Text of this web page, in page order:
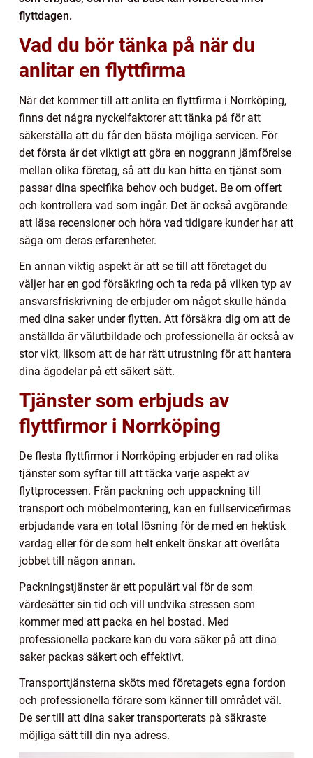
flyttdagen.
Vad du bör tänka på när du
anlitar en flyttfirma
När det kommer till att anlita en flyttfirma i Norrköping,
finns det några nyckelfaktorer att tänka på för att
säkerställa att du får den bästa möjliga servicen. För
det första är det viktigt att göra en noggrann jämförelse
mellan olika företag, så att du kan hitta en tjänst som
passar dina specifika behov och budget. Be om offert
och kontrollera vad som ingår. Det är också avgörande
att läsa recensioner och höra vad tidigare kunder har att
säga om deras erfarenheter.
En annan viktig aspekt är att se till att företaget du
väljer har en god försäkring och ta reda på vilken typ av
ansvarsfriskrivning de erbjuder om något skulle hända
med dina saker under flytten. Att försäkra dig om att de
anställda är välutbildade och professionella är också av
stor vikt, liksom att de har rätt utrustning för att hantera
dina ägodelar på ett säkert sätt.
Tjänster som erbjuds av
flyttfirmor i Norrköping
De flesta flyttfirmor i Norrköping erbjuder en rad olika
tjänster som syftar till att täcka varje aspekt av
flyttprocessen. Från packning och uppackning till
transport och möbelmontering, kan en fullservicefirmas
erbjudande vara en total lösning för de med en hektisk
vardag eller för de som helt enkelt önskar att överlåta
jobbet till någon annan.
Packningstjänster är ett populärt val för de som
värdesätter sin tid och vill undvika stressen som
kommer med att packa en hel bostad. Med
professionella packare kan du vara säker på att dina
saker packas säkert och effektivt.
Transporttjänsterna sköts med företagets egna fordon
och professionella förare som känner till området väl.
De ser till att dina saker transporterats på säkraste
möjliga sätt till din nya adress.